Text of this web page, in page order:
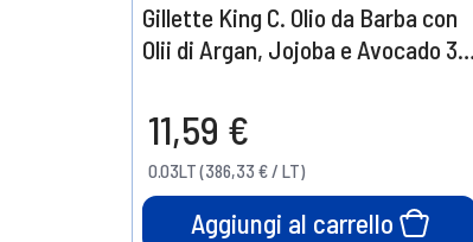
Gillette King C. Olio da Barba con
Olii di Argan, Jojoba e Avocado 30
11,59 €
0.03LT (386,33 € / LT)
Aggiungi al carrello